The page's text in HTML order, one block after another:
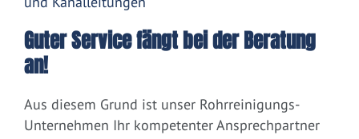
Guter Service fängt bei der Beratung
an!
Aus diesem Grund ist unser Rohrreinigungs-
Unternehmen Ihr kompetenter Ansprechpartner